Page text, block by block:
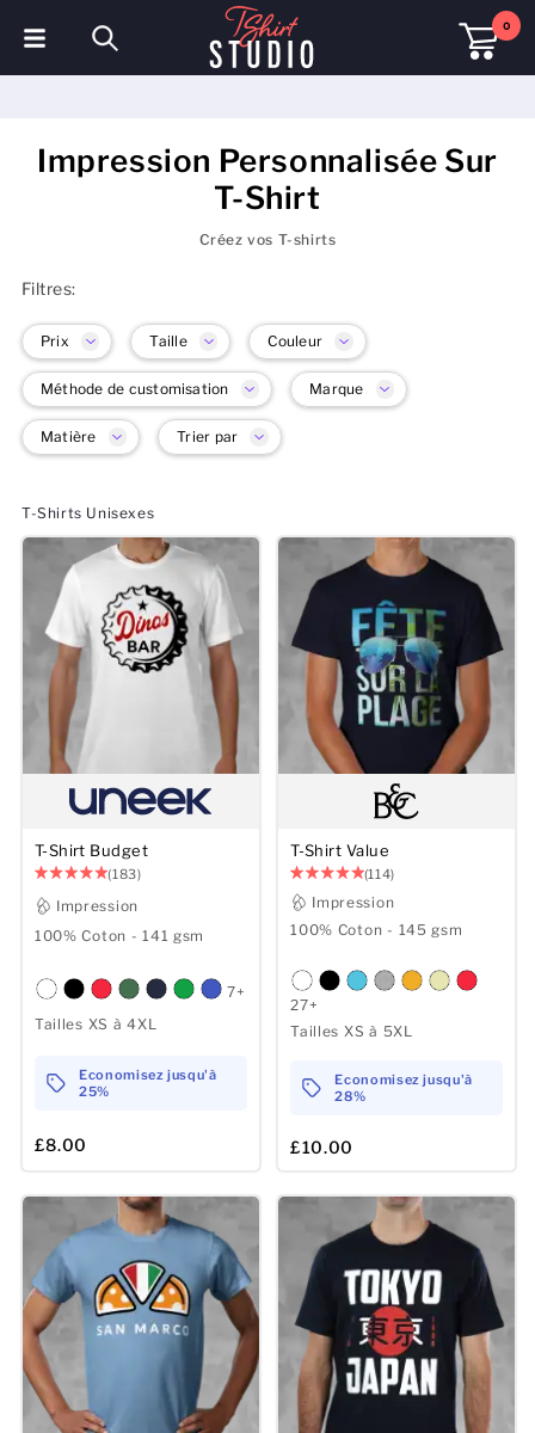
0
Vêtements de sport
Vêtements de travail
Hommes
Femmes
Enfants
Bébé
Durable
Tasses
Serviettes
Accessoires de sport
Impression Personnalisée Sur
T-Shirt
Créez vos T-shirts
Filtres:
Prix Taille Couleur
Méthode de customisation Marque
Matière Trier par
T-Shirts Unisexes
T-Shirt Budget
(183)
Impression
100% Coton - 141 gsm
7+
Tailles XS à 4XL
Economisez jusqu'à
25%
£8.00
T-Shirt Value
(114)
Impression
100% Coton - 145 gsm
27+
Tailles XS à 5XL
Economisez jusqu'à
28%
£10.00